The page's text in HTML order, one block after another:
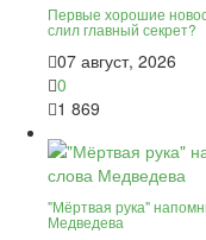
Первые хорошие
слил главный секрет?
07 август, 2026
0
1 869
"Мёртвая рука"
Медведева